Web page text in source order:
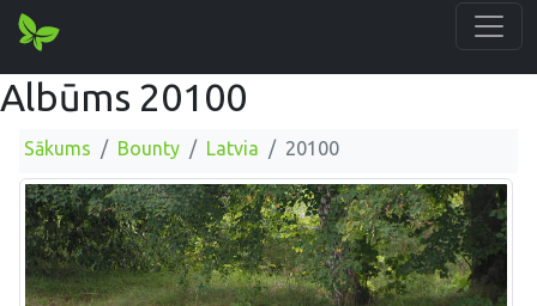
Albūms 20100
Sākums Bounty Latvia 20100